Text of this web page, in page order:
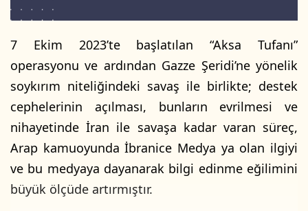
7 Ekim 2023’te başlatılan “Aksa Tufanı”
operasyonu ve ardından Gazze Şeridi’ne yönelik
soykırım niteliğindeki savaş ile birlikte; destek
cephelerinin açılması, bunların evrilmesi ve
nihayetinde İran ile savaşa kadar varan süreç,
Arap kamuoyunda İbranice Medya ya olan ilgiyi
ve bu medyaya dayanarak bilgi edinme eğilimini
büyük ölçüde artırmıştır.